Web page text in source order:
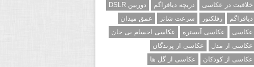
خلاقیت در عکاسی
دریچه دیافراگم
دوربین DSLR
دیافراگم
رفلکتور سرعت شاتر
عمق میدان
عکاسی
عکاسی آبستره
عکاسی اجسام بی جان
عکاسی از مدل
عکاسی از پرندگان
عکاسی از کودکان
عکاسی از گل ها